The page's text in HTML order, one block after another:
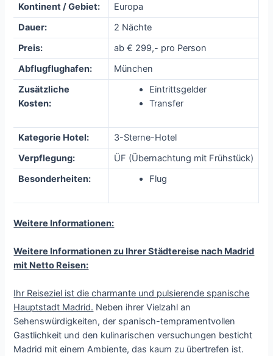
Kontinent / Gebiet:
Europa
Dauer:
2 Nächte
Preis:
ab € 299,- pro Person
Abflugflughafen:
München
Zusätzliche
Kosten:
Eintrittsgelder
Transfer
Kategorie Hotel:
3-Sterne-Hotel
Verpflegung:
ÜF (Übernachtung mit Frühstück)
Besonderheiten:
Flug
Weitere Informationen:
Weitere Informationen zu Ihrer Städtereise nach Madrid
mit Netto Reisen:
Ihr Reiseziel ist die charmante und pulsierende spanische
Hauptstadt Madrid. Neben ihrer Vielzahl an
Sehenswürdigkeiten, der spanisch-tempramentvollen
Gastlichkeit und den kulinarischen versuchungen besticht
Madrid mit einem Ambiente, das kaum zu übertrefen ist.